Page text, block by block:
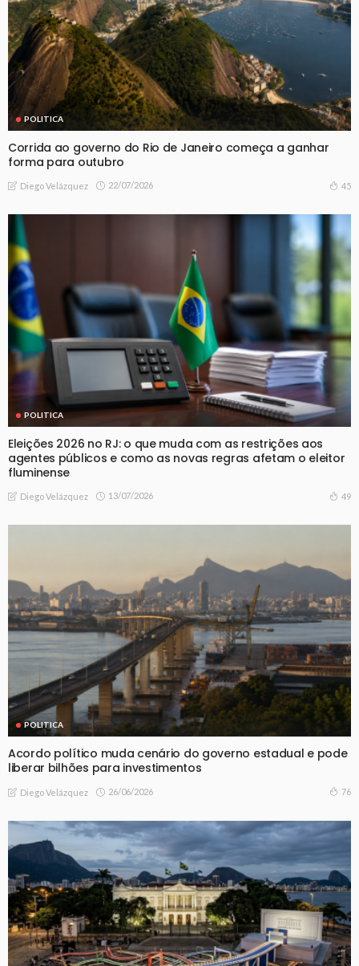
POLITICA
Corrida ao governo do Rio de Janeiro começa a ganhar
forma para outubro
Diego Velázquez 22/07/2026 45
POLITICA
Eleições 2026 no RJ: o que muda com as restrições aos
agentes públicos e como as novas regras afetam o eleitor
fluminense
Diego Velázquez 13/07/2026 49
POLITICA
Acordo político muda cenário do governo estadual e pode
liberar bilhões para investimentos
Diego Velázquez 26/06/2026 76